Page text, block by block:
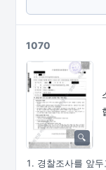
1070
경찰조사를 앞